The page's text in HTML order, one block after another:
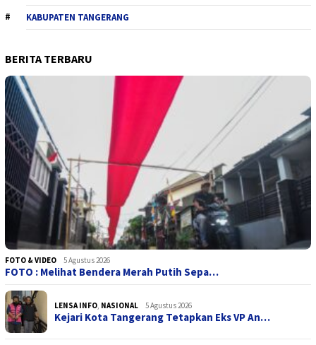
KABUPATEN TANGERANG
BERITA TERBARU
FOTO & VIDEO 5 Agustus 2026
FOTO : Melihat Bendera Merah Putih Sepa…
LENSA INFO NASIONAL 5 Agustus 2026
Kejari Kota Tangerang Tetapkan Eks VP An…